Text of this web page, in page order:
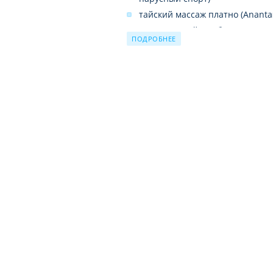
тайский массаж платно
тренажерный зал бесплатно
теннисный корт бесплатно (2
ПОДРОБНЕЕ